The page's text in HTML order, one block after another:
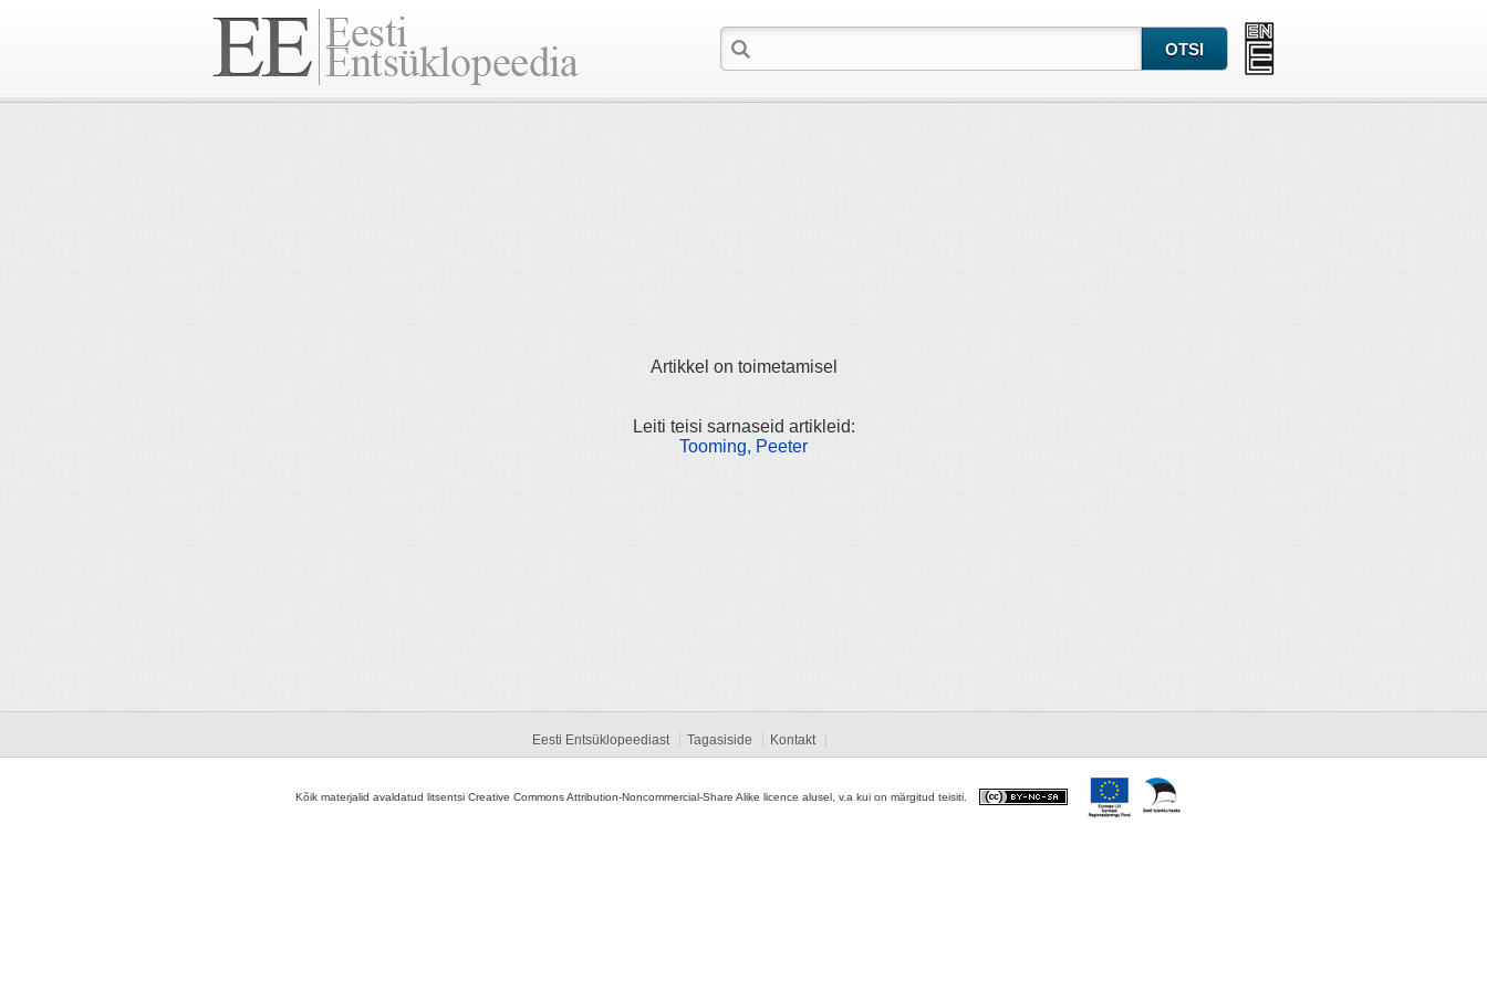
Artikkel on toimetamisel
Leiti teisi sarnaseid artikleid:
Tooming, Peeter
Eesti Entsüklopeediast Tagasiside Kontakt
Kõik materjalid avaldatud litsentsi Creative Commons Attribution-Noncommercial-Share Alike licence alusel, v.a kui on märgitud teisiti.